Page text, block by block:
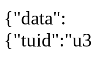
{"data":